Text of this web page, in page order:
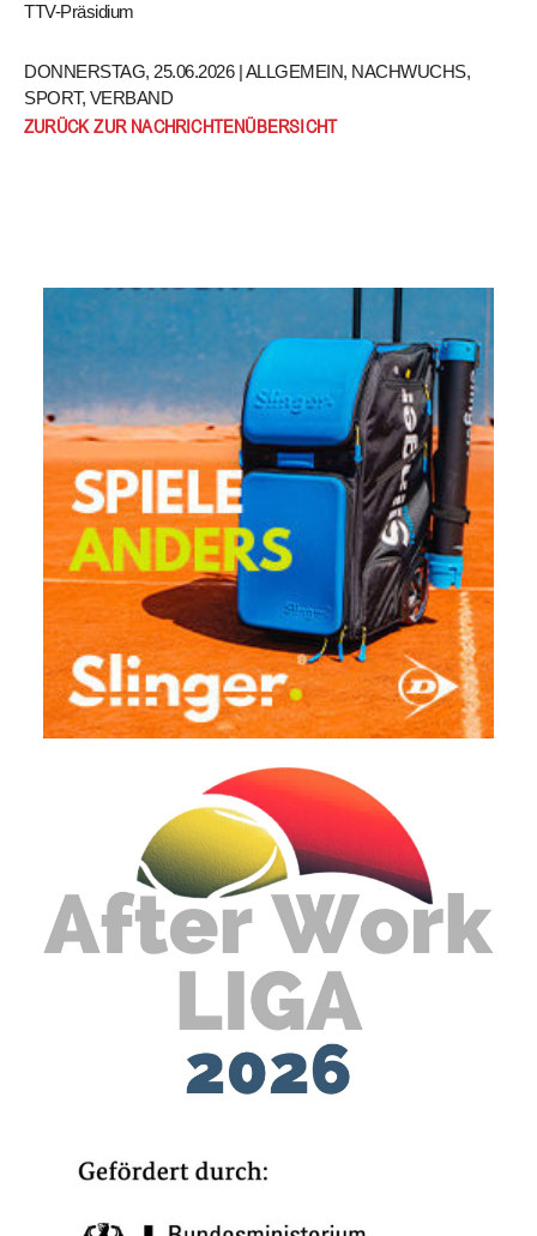
TTV-Präsidium
DONNERSTAG, 25.06.2026 |ALLGEMEIN, NACHWUCHS,
SPORT, VERBAND
ZURÜCK ZUR NACHRICHTENÜBERSICHT